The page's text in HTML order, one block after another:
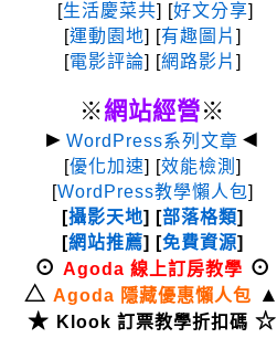
[生活慶菜共] [好文分享]
[運動園地] [有趣圖片 ]
[電影評論] [網路影片 ]
※網站經營※
► WordPress系列文章 ◄
[優化加速] [效能檢測 ]
[WordPress教學懶人包]
[攝影天地] [部落格類]
[網站推薦] [免費資源]
⊙ Agoda 線上訂房教學 ⊙
△ Agoda 隱藏優惠懶人包
▲
★ Klook 訂票教學折扣碼 ☆